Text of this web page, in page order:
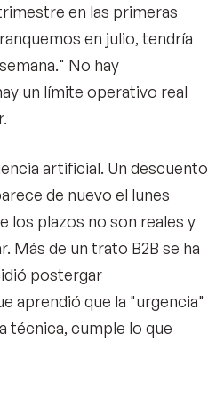
en las primeras
en julio, tendría
No hay
un límite operativo real
artificial. Un descuento
de nuevo el lunes
los plazos no son reales y
Más de un trato B2B se ha
postergar
aprendió que la "urgencia"
técnica, cumple lo que